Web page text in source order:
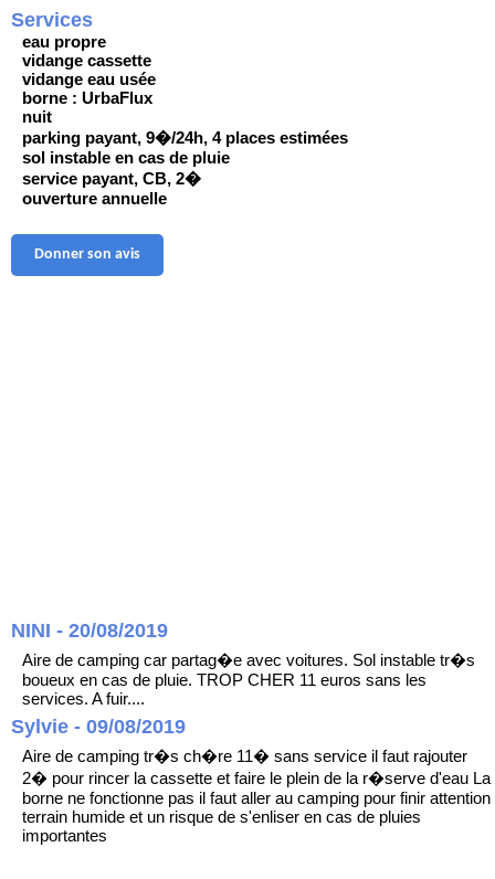
Services
eau propre
vidange cassette
vidange eau usée
borne : UrbaFlux
nuit
parking payant, 9�/24h, 4 places estimées
sol instable en cas de pluie
service payant, CB, 2�
ouverture annuelle
Donner son avis
NINI - 20/08/2019
Aire de camping car partag�e avec voitures. Sol instable tr�s
boueux en cas de pluie. TROP CHER 11 euros sans les
services. A fuir....
Sylvie - 09/08/2019
Aire de camping tr�s ch�re 11� sans service il faut rajouter
2� pour rincer la cassette et faire le plein de la r�serve d'eau La
borne ne fonctionne pas il faut aller au camping pour finir attention
terrain humide et un risque de s'enliser en cas de pluies
importantes